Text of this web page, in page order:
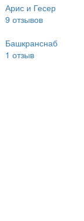
Арис и Гесер
9 отзывов
Башкранснаб
1 отзыв